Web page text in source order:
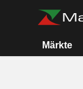
Märkte